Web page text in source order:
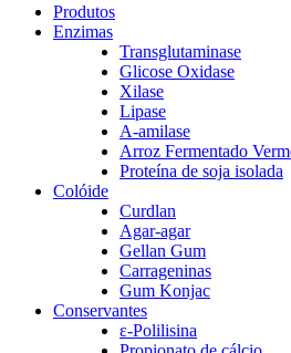
Produtos
Enzimas
Transglutaminase
Glicose Oxidase
Xilase
Lipase
A-amilase
Arroz Fermentado
Proteína de soja isolada
Colóide
Curdlan
Agar-agar
Gellan Gum
Carrageninas
Gum Konjac
Conservantes
ε-Polilisina